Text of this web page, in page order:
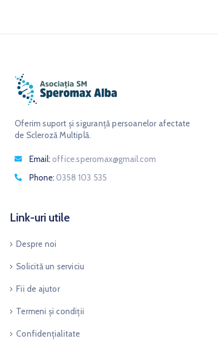
Oferim suport și siguranță persoanelor afectate
de Scleroză Multiplă.
Email: office.speromax@gmail.com
Phone: 0358 103 535
Link-uri utile
Despre noi
Solicită un serviciu
Fii de ajutor
Termeni și condiții
Confidențialitate